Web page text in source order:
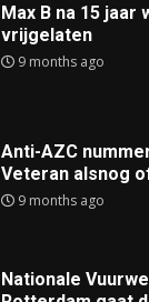
Max B na 15 jaar
vrijgelaten
9 months ago
Anti-AZC
Veteran alsnog
9 months ago
Nationale